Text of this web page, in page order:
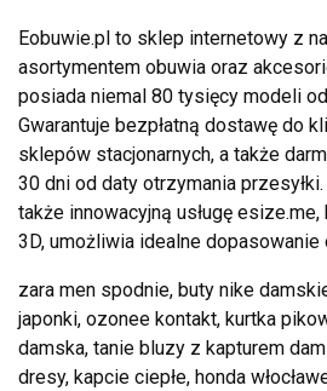
Eobuwie.pl to sklep internetowy z
asortymentem obuwia oraz
posiada niemal 80 tysięcy modeli
Gwarantuje bezpłatną dostawę do
sklepów stacjonarnych, a także
30 dni od daty otrzymania
także innowacyjną usługę
3D, umożliwia idealne
zara men spodnie, buty nike
japonki, ozonee kontakt, kurtka
damska, tanie bluzy z kapturem
dresy, kapcie ciepłe, honda